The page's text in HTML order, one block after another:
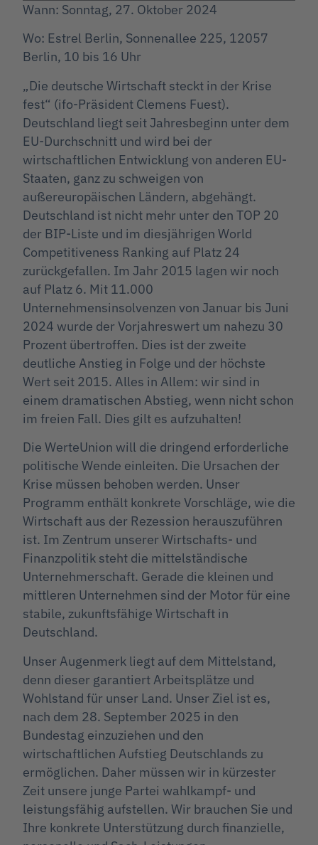
Wann: Sonntag, 27. Oktober 2024
Wo: Estrel Berlin, Sonnenallee 225, 12057
Berlin, 10 bis 16 Uhr
„Die deutsche Wirtschaft steckt in der Krise
fest“ (ifo-Präsident Clemens Fuest).
Deutschland liegt seit Jahresbeginn unter dem
EU-Durchschnitt und wird bei der
wirtschaftlichen Entwicklung von anderen EU-
Staaten, ganz zu schweigen von
außereuropäischen Ländern, abgehängt.
Deutschland ist nicht mehr unter den TOP 20
der BIP-Liste und im diesjährigen World
Competitiveness Ranking auf Platz 24
zurückgefallen. Im Jahr 2015 lagen wir noch
auf Platz 6. Mit 11.000
Unternehmensinsolvenzen von Januar bis Juni
2024 wurde der Vorjahreswert um nahezu 30
Prozent übertroffen. Dies ist der zweite
deutliche Anstieg in Folge und der höchste
Wert seit 2015. Alles in Allem: wir sind in
einem dramatischen Abstieg, wenn nicht schon
im freien Fall. Dies gilt es aufzuhalten!
Die WerteUnion will die dringend erforderliche
politische Wende einleiten. Die Ursachen der
Krise müssen behoben werden. Unser
Programm enthält konkrete Vorschläge, wie die
Wirtschaft aus der Rezession herauszuführen
ist. Im Zentrum unserer Wirtschafts- und
Finanzpolitik steht die mittelständische
Unternehmerschaft. Gerade die kleinen und
mittleren Unternehmen sind der Motor für eine
stabile, zukunftsfähige Wirtschaft in
Deutschland.
Unser Augenmerk liegt auf dem Mittelstand,
denn dieser garantiert Arbeitsplätze und
Wohlstand für unser Land. Unser Ziel ist es,
nach dem 28. September 2025 in den
Bundestag einzuziehen und den
wirtschaftlichen Aufstieg Deutschlands zu
ermöglichen. Daher müssen wir in kürzester
Zeit unsere junge Partei wahlkampf- und
leistungsfähig aufstellen. Wir brauchen Sie und
Ihre konkrete Unterstützung durch finanzielle,